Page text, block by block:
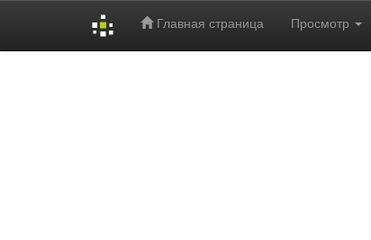
Главная страница Просмотр